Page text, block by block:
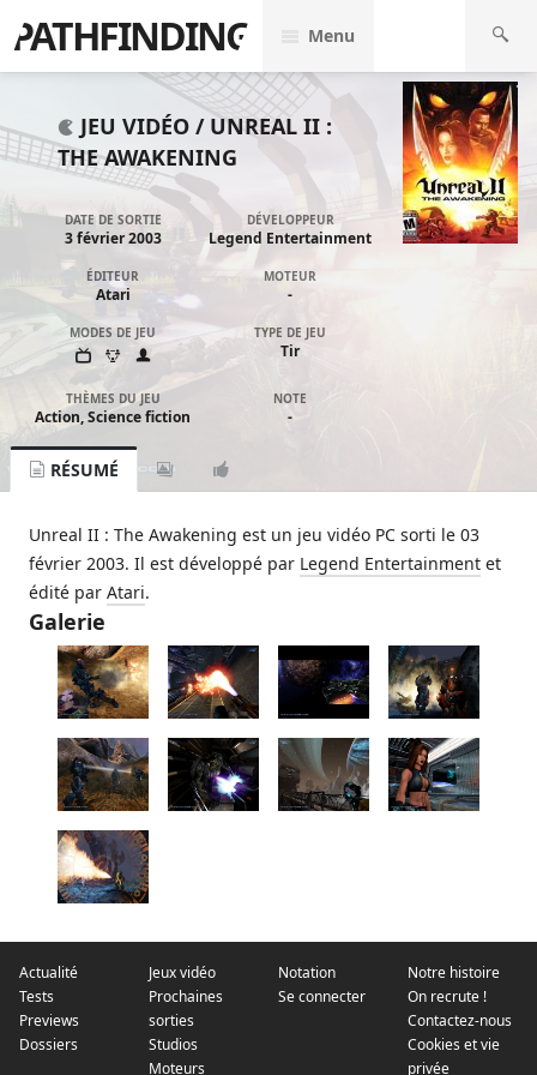
PATHFINDING Menu
JEU VIDÉO / UNREAL II :
THE AWAKENING
DATE DE SORTIE
3 février 2003
DÉVELOPPEUR
Legend Entertainment
ÉDITEUR
Atari
MOTEUR
-
MODES DE JEU TYPE DE JEU
Tir
THÈMES DU JEU
Action, Science fiction
NOTE
-
RÉSUMÉ
Unreal II : The Awakening est un jeu vidéo PC sorti le 03
février 2003. Il est développé par Legend Entertainment et
édité par Atari.
Galerie
Actualité
Tests
Previews
Dossiers
Jeux vidéo
Prochaines
sorties
Studios
Moteurs
Notation
Se connecter
Notre histoire
On recrute !
Contactez-nous
Cookies et vie
privée